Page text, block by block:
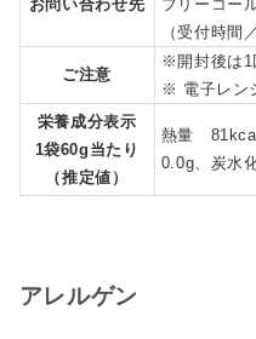
お問い合わせ先
フリーコー
（受付時間
ご注意
※開封後は1
※ 電子レン
栄養成分表示
1袋60g当たり
（推定値）
熱量
0.0g、炭水
アレルゲン